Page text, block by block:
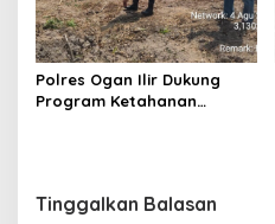
Polres Ogan Ilir Dukung
Program Ketahanan
Tinggalkan Balasan